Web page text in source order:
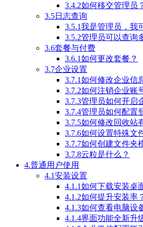
3.4.2如何移交管理员
3.5日志查询
3.5.1我是管理员，我
3.5.2管理员可以查询
3.6套餐与付费
3.6.1如何更改套餐？
3.7企业设置
3.7.1如何修改企业信
3.7.2如何注销企业账
3.7.3管理员如何开启
3.7.4管理员如何配置
3.7.5如何修改回收站
3.7.6如何设置特殊文
3.7.7如何创建文件夹
3.7.8云粒是什么？
4.普通用户使用
4.1安装设置
4.1.1如何下载安装桌
4.1.2如何提升安装率
4.1.3如何查看电脑设
4.1.4界面功能全新升